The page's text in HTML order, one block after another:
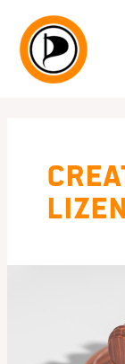
Inhalt
springen